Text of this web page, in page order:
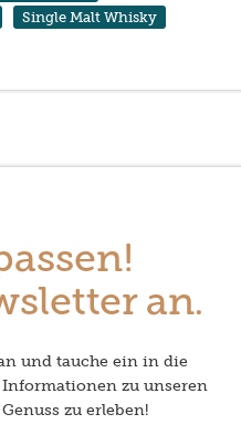
Single Malt Whisky
an.
und tauche ein in die
Informationen zu unseren
zu erleben!